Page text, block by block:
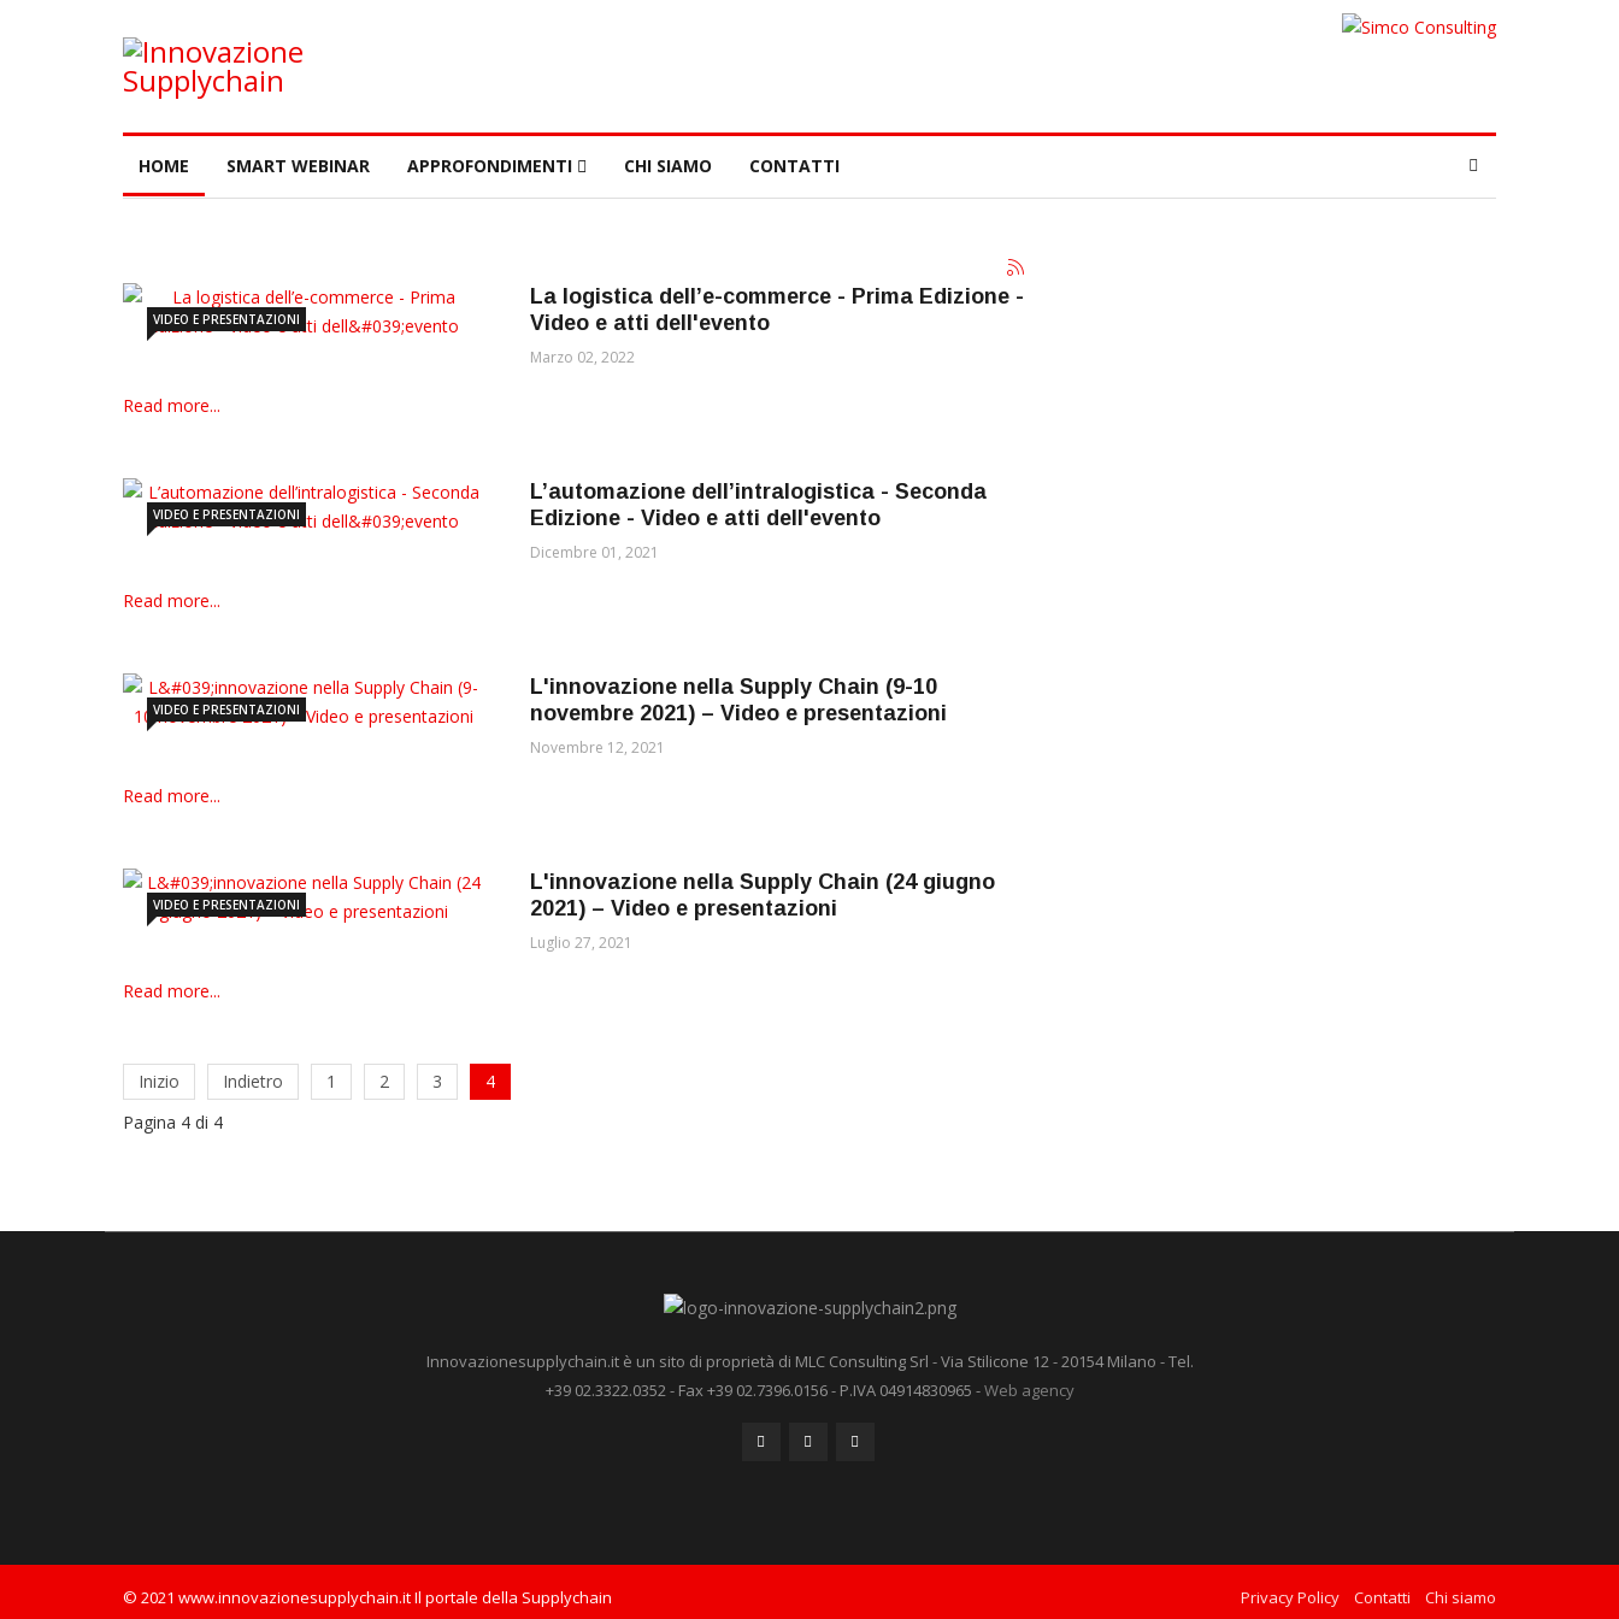
HOME SMART WEBINAR APPROFONDIMENTI CHI SIAMO CONTATTI
VIDEO E PRESENTAZIONI
La logistica dell’e-commerce - Prima Edizione -
Video e atti dell'evento
Marzo 02, 2022
Read more...
VIDEO E PRESENTAZIONI
L’automazione dell’intralogistica - Seconda
Edizione - Video e atti dell'evento
Dicembre 01, 2021
Read more...
VIDEO E PRESENTAZIONI
L'innovazione nella Supply Chain (9-10
novembre 2021) – Video e presentazioni
Novembre 12, 2021
Read more...
VIDEO E PRESENTAZIONI
L'innovazione nella Supply Chain (24 giugno
2021) – Video e presentazioni
Luglio 27, 2021
Read more...
Inizio Indietro 1 2 3
4
Pagina 4 di 4
Innovazionesupplychain.it è un sito di proprietà di MLC Consulting Srl - Via Stilicone 12 - 20154 Milano - Tel.
+39 02.3322.0352 - Fax +39 02.7396.0156 - P.IVA 04914830965 -Web agency
© 2021 www.innovazionesupplychain.it Il portale della Supplychain Privacy Policy Contatti Chi siamo